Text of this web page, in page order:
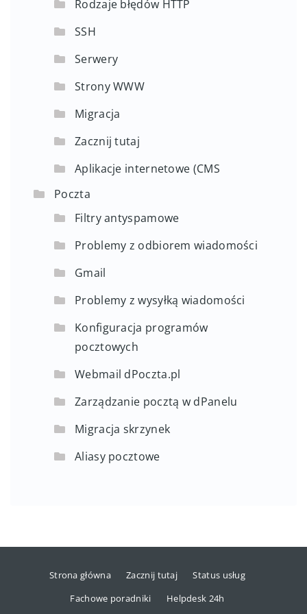
Rodzaje błędów HTTP
SSH
Serwery
Strony WWW
Migracja
Zacznij tutaj
Aplikacje internetowe (CMS
Poczta
Filtry antyspamowe
Problemy z odbiorem wiadomości
Gmail
Problemy z wysyłką wiadomości
Konfiguracja programów
pocztowych
Webmail dPoczta.pl
Zarządzanie pocztą w dPanelu
Migracja skrzynek
Aliasy pocztowe
Strona główna Zacznij tutaj
Status usług
Fachowe poradniki
Helpdesk 24h